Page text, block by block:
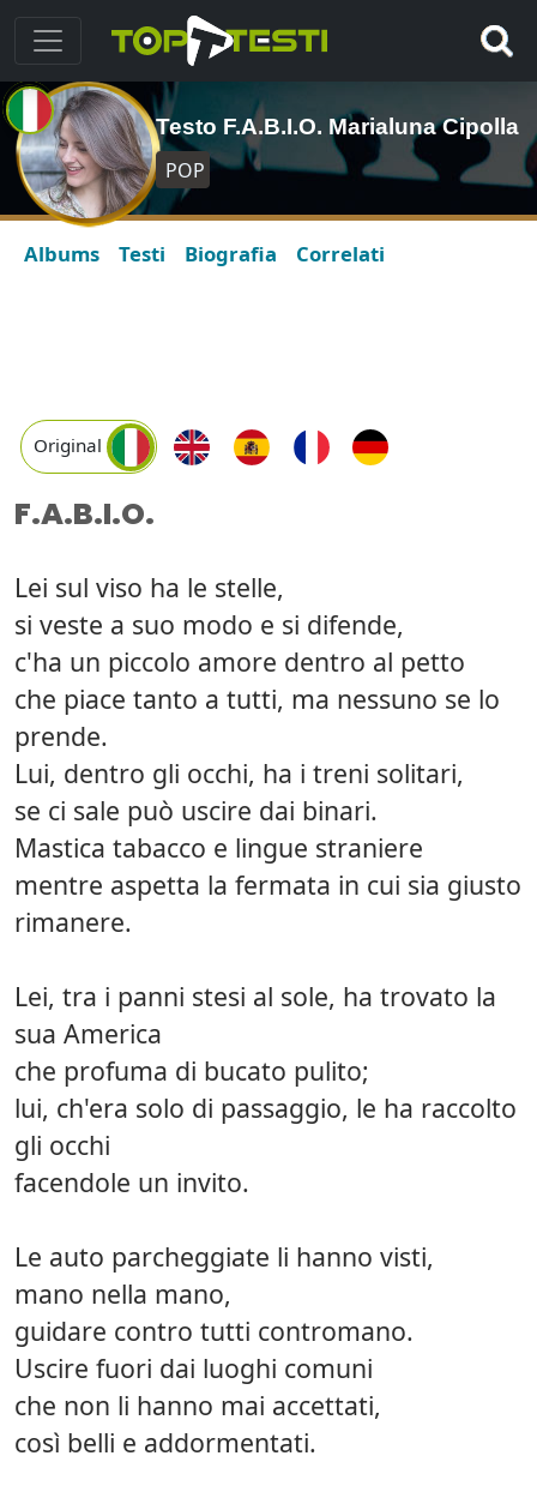
Testo F.A.B.I.O. Marialuna Cipolla
POP
Albums Testi Biografia Correlati
Original
F.A.B.I.O.
Lei sul viso ha le stelle,
si veste a suo modo e si difende,
c'ha un piccolo amore dentro al petto
che piace tanto a tutti, ma nessuno se lo
prende.
Lui, dentro gli occhi, ha i treni solitari,
se ci sale può uscire dai binari.
Mastica tabacco e lingue straniere
mentre aspetta la fermata in cui sia giusto
rimanere.
Lei, tra i panni stesi al sole, ha trovato la
sua America
che profuma di bucato pulito;
lui, ch'era solo di passaggio, le ha raccolto
gli occhi
facendole un invito.
Le auto parcheggiate li hanno visti,
mano nella mano,
guidare contro tutti contromano.
Uscire fuori dai luoghi comuni
che non li hanno mai accettati,
così belli e addormentati.